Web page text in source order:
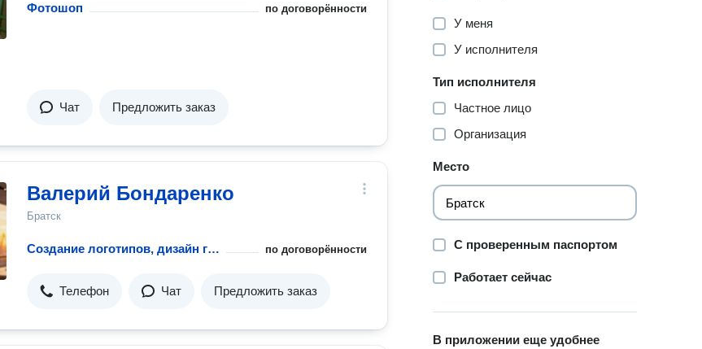
Фотошоп по договорённости
Чат Предложить заказ
Валерий Бондаренко
Братск
Создание логотипов, дизайн групп по договорённости
Телефон Чат Предложить заказ
У меня
У исполнителя
Тип исполнителя
Частное лицо
Организация
Место
С проверенным паспортом
Работает сейчас
В приложении еще удобнее